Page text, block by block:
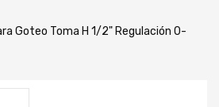
Goteo Toma H 1/2" Regulación 0-